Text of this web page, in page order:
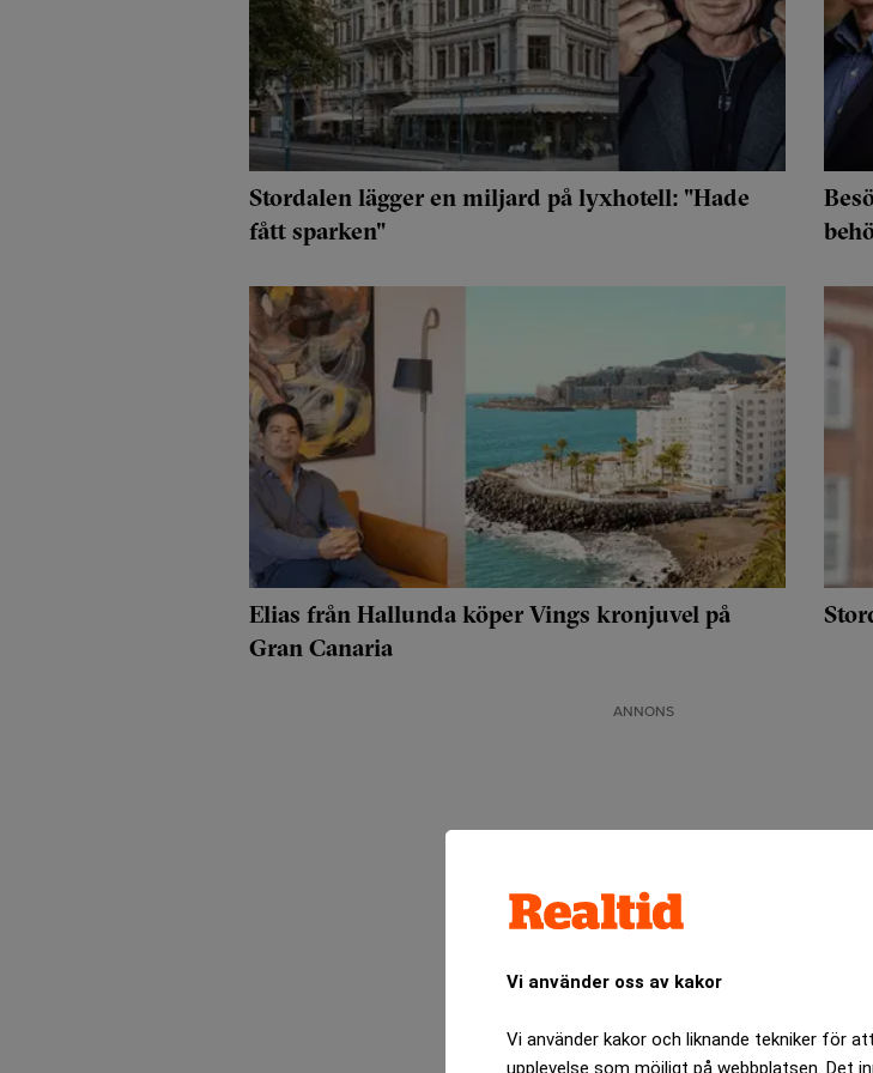
Vi använder oss av kakor
Vi använder kakor och liknande tekniker för
upplevelse som möjligt på webbplatsen. Det
Stordalen lägger en miljard på lyxhotell: "Hade
fått sparken"
Elias från Hallunda köper Vings kronjuvel på
Gran Canaria
ANNONS